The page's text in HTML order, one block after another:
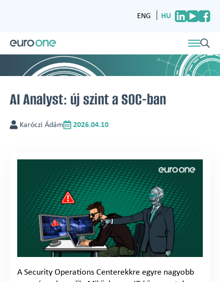
ENG HU
AI Analyst: új szint a SOC-ban
Karóczi Ádám 2026.04.10
A Security Operations Centerekkre egyre nagyobb